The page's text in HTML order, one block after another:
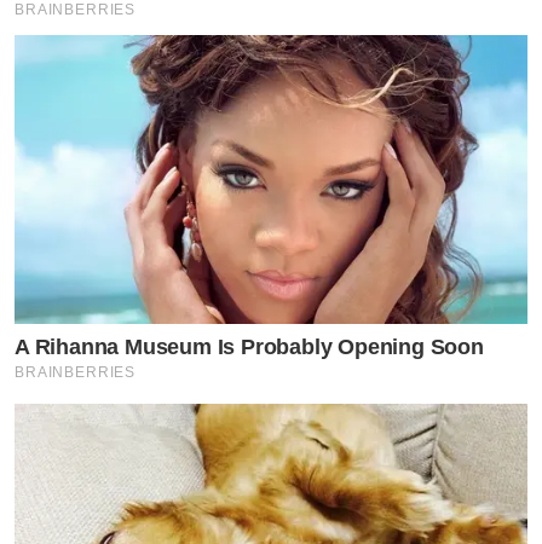
BRAINBERRIES
A Rihanna Museum Is Probably Opening Soon
BRAINBERRIES